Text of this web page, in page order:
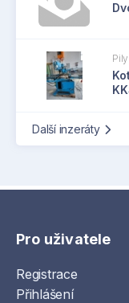
Pily
Další inzeráty
Pro uživatele
Registrace
Přihlášení